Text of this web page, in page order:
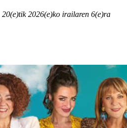
20(e)tik 2026(e)ko irailaren 6(e)ra